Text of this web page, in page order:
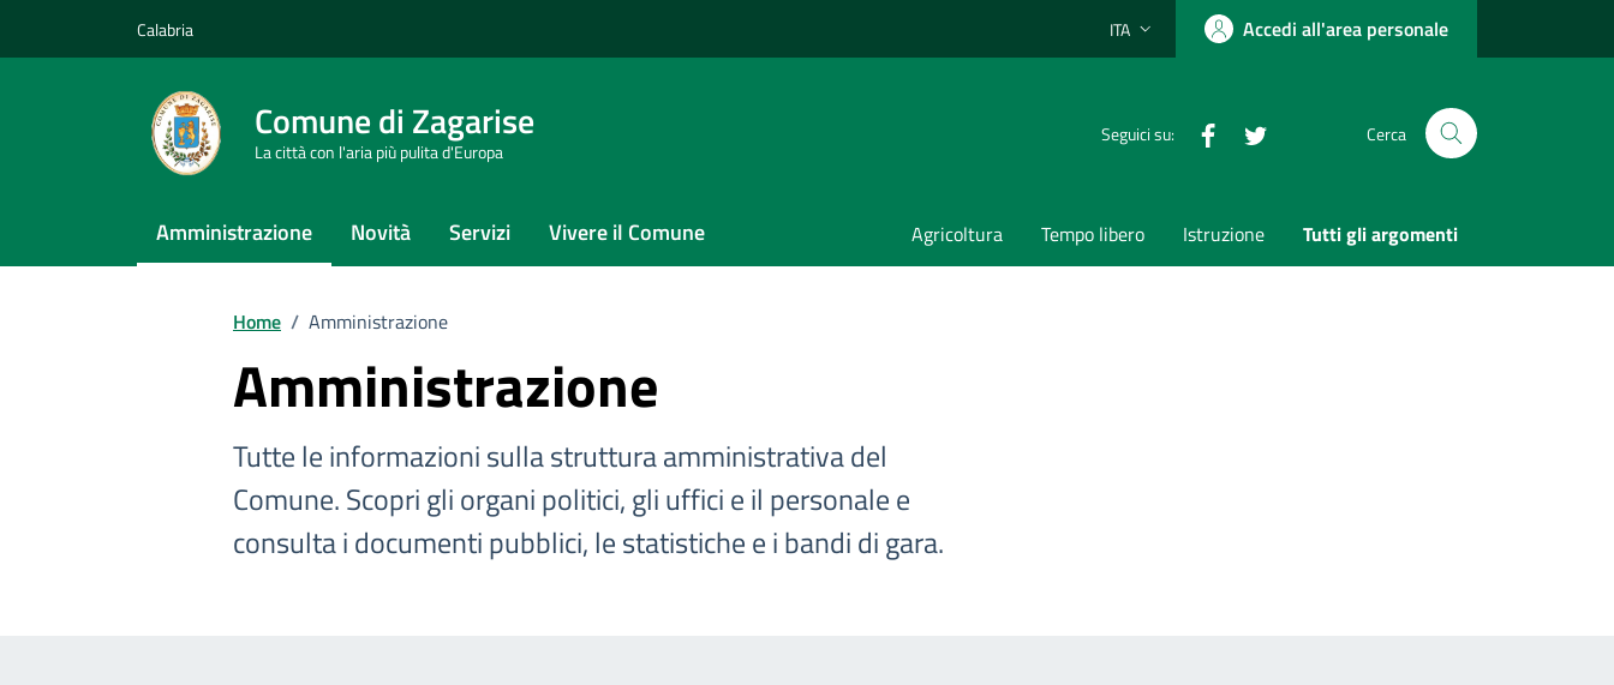
Calabria Lingua attiva:
ITA Accedi all'area personale
Comune di Zagarise
La città con l'aria più pulita d'Europa
Seguici su: Facebook Cerca
Amministrazione Novità Servizi Vivere il Comune Agricoltura Tempo libero Istruzione Tutti gli argomenti
Home / Amministrazione
Amministrazione
Tutte le informazioni sulla struttura amministrativa del
Comune. Scopri gli organi politici, gli uffici e il personale e
consulta i documenti pubblici, le statistiche e i bandi di gara.